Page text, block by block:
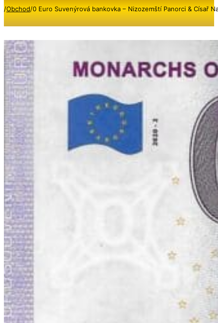
/Obchod/0 Euro Suvenýrová bankovka – Nizozemští Panorci & Císař